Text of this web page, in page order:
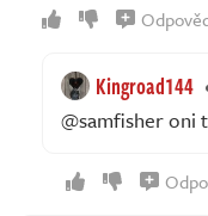
Kingroad144
@samfisher oni